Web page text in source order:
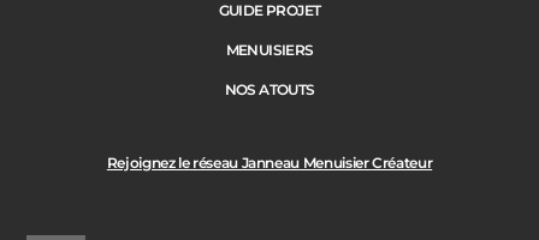
Rejoignez le réseau Janneau Menuisier Créateur
GUIDE PROJET
MENUISIERS
NOS ATOUTS